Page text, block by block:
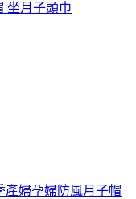
坐月子頭巾
產婦孕婦防風月子帽